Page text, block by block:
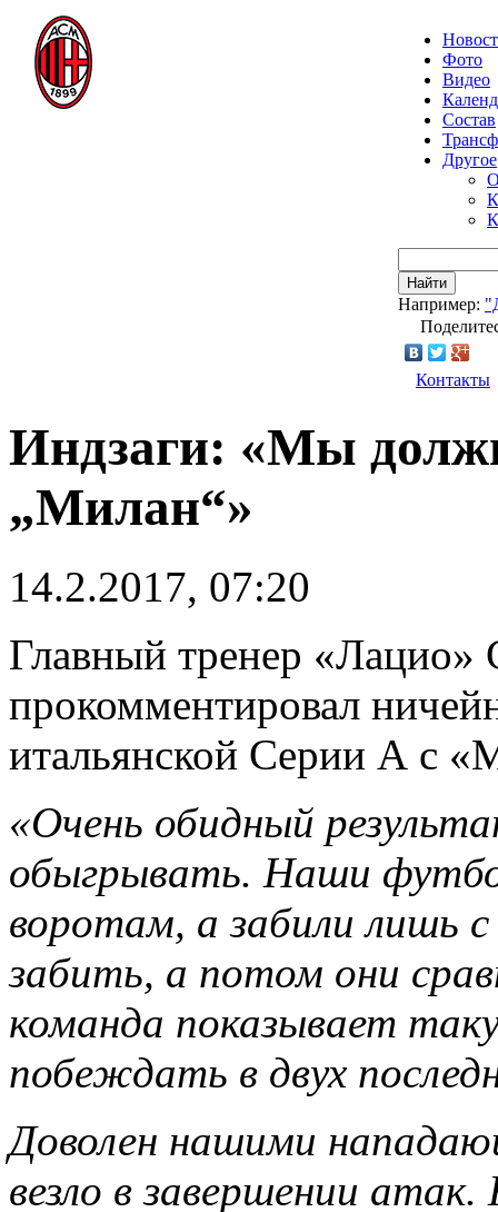
Фото
Видео
Состав
Другое
Найти
Например:
Контакты
Индзаги: «Мы
„Милан“»
14.2.2017, 07:20
Главный тренер «Лацио»
прокомментировал
итальянской Серии А с
«Очень обидный
обыгрывать. Наши
воротам, а забили лишь
забить, а потом они
команда показывает
побеждать в двух
Доволен нашими
везло в завершении